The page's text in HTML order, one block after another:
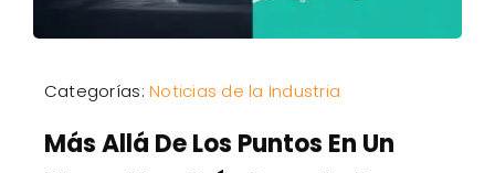
Sobre nosotros
Categorías:Noticias de la Industria
Más Allá De Los Puntos En Un